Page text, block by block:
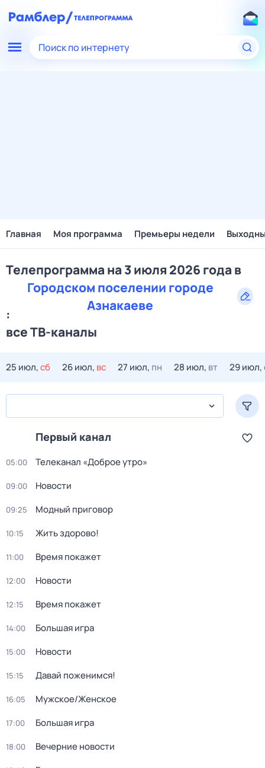
Поиск по интернету
Главная Моя программа Премьеры недели
Телепрограмма на 3 июля 2026 года в
Городском поселении городе
Азнакаеве
:
все ТВ-каналы
25 июл,сб 26 июл, вс 27 июл, пн 28 июл, вт 29 июл,
Первый канал
05:00 Телеканал «Доброе утро»
09:00 Новости
09:25 Модный приговор
10:15 Жить здорово!
11:00 Время покажет
12:00 Новости
12:15 Время покажет
14:00 Большая игра
15:00 Новости
15:15 Давай поженимся!
16:05 Мужское/Женское
17:00 Большая игра
18:00 Вечерние новости